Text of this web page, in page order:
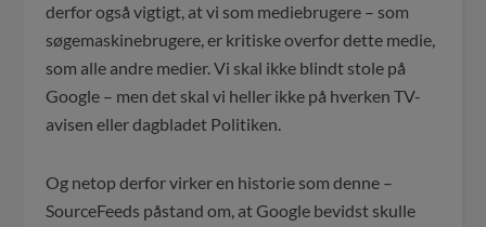
derfor også vigtigt, at vi som mediebrugere – som
søgemaskinebrugere, er kritiske overfor dette medie,
som alle andre medier. Vi skal ikke blindt stole på
Google – men det skal vi heller ikke på hverken TV-
avisen eller dagbladet Politiken.
Og netop derfor virker en historie som denne –
SourceFeeds påstand om, at Google bevidst skulle